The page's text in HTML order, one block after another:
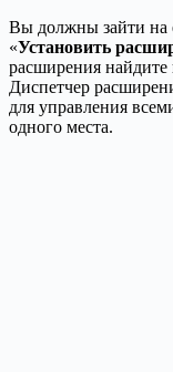
Вы должны зайти на
«Установить
расширения найдите
Диспетчер
для управления
одного места.